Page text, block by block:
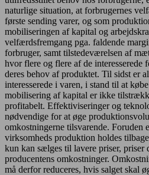
naturlige situation, at forbrugernes
første sending varer, og som
mobiliseringen af kapital og
velfærdsfremgang pga. faldende
forbruger, samt tilstedeværelsen af
hvor flere og flere af de interesserede
deres behov af produktet. Til sidst er
interesserede i varen, i stand til at
mobilisering af kapital er ikke
profitabelt. Effektiviseringer og
nødvendige for at øge
omkostningerne tilsvarende. Foruden
virksomheds produktion holdes
kun kan sælges til lavere priser,
producentens omkostninger.
må derfor reduceres, hvis salget skal